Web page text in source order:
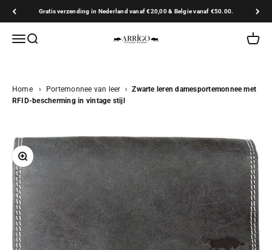
Gratis verzending in Nederland vanaf €20,00 & Belgie vanaf €50.00.
Navigatiemenu openen
Zoeken openen Arrigo.nl
Home › Portemonnee van leer › Zwarte leren damesportemonnee met
RFID-bescherming in vintage stijl
In-/uitzoomen